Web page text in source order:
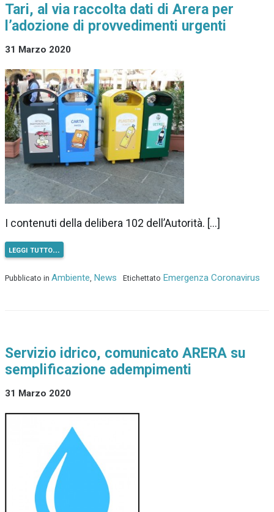
Tari, al via raccolta dati di Arera per
l’adozione di provvedimenti urgenti
31 Marzo 2020
I contenuti della delibera 102 dell’Autorità. […]
leggi tutto…
Pubblicato in Ambiente News Etichettato Emergenza Coronavirus
Servizio idrico, comunicato ARERA su
semplificazione adempimenti
31 Marzo 2020